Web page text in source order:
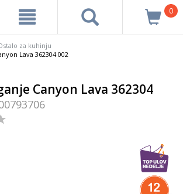
0
za kuhinju
Lava 362304 002
Canyon Lava 362304